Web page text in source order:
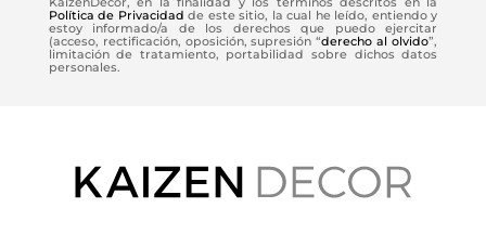
Política de Privacidad de este sitio, la cual he leído, entiendo y
estoy informado/a de los derechos que puedo ejercitar
(acceso, rectificación, oposición, supresión “derecho al olvido”,
limitación de tratamiento, portabilidad sobre dichos datos
personales.